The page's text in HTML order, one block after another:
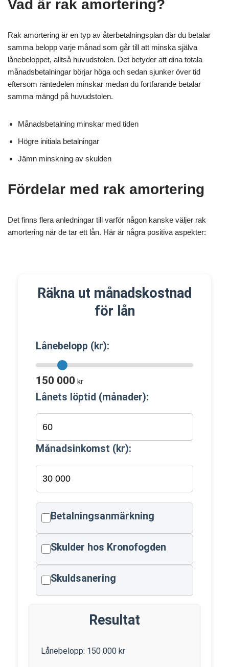
Vad är rak amortering?
Rak amortering är en typ av återbetalningsplan där du betalar
samma belopp varje månad som går till att minska själva
lånebeloppet, alltså huvudstolen. Det betyder att dina totala
månadsbetalningar börjar höga och sedan sjunker över tid
eftersom räntedelen minskar medan du fortfarande betalar
samma mängd på huvudstolen.
Månadsbetalning minskar med tiden
Högre initiala betalningar
Jämn minskning av skulden
Fördelar med rak amortering
Det finns flera anledningar till varför någon kanske väljer rak
amortering när de tar ett lån. Här är några positiva aspekter:
Räkna ut månadskostnad
för lån
Lånebelopp (kr):
150 000 kr
Lånets löptid (månader):
Månadsinkomst (kr):
Betalningsanmärkning
Skulder hos Kronofogden
Skuldsanering
Resultat
Lånebelopp: 150 000 kr